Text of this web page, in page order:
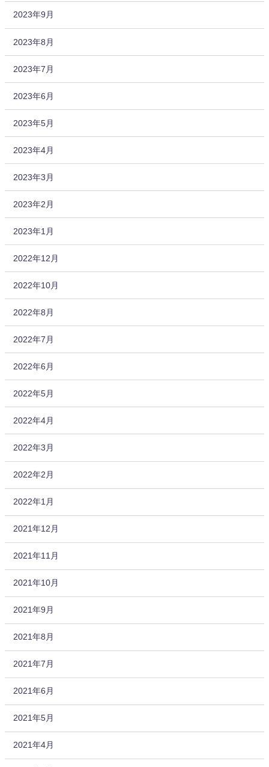
2023年9月
2023年8月
2023年7月
2023年6月
2023年5月
2023年4月
2023年3月
2023年2月
2023年1月
2022年12月
2022年10月
2022年8月
2022年7月
2022年6月
2022年5月
2022年4月
2022年3月
2022年2月
2022年1月
2021年12月
2021年11月
2021年10月
2021年9月
2021年8月
2021年7月
2021年6月
2021年5月
2021年4月